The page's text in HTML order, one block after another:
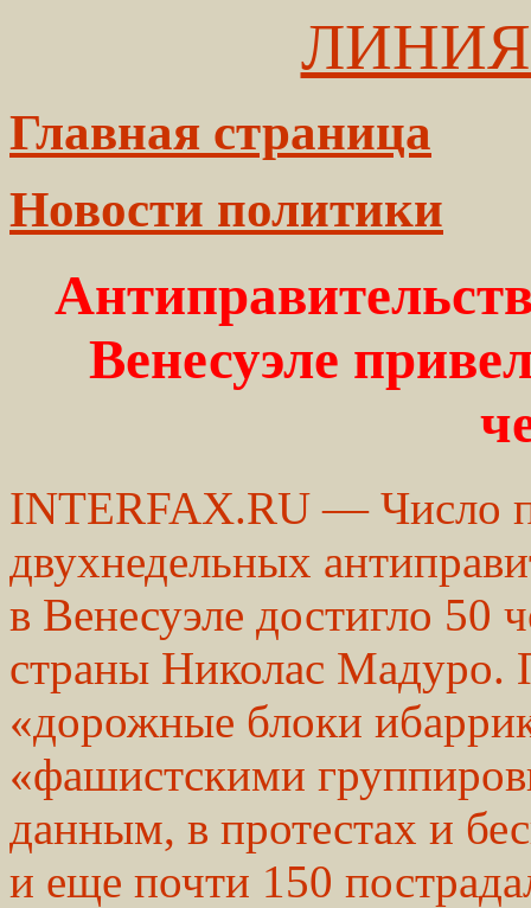
Главная страница
Новости политики
Венесуэле
INTERFAX.RU — Число
двухнедельных
в Венесуэле достигло 50
страны Николас Мадуро.
«дорожные блоки
«фашистскими
данным, в протестах и
и еще почти 150